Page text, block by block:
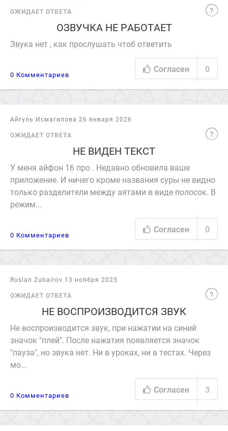
ОЖИДАЕТ ОТВЕТА
ОЗВУЧКА НЕ РАБОТАЕТ
Звука нет , как прослушать чтоб ответить
0 Комментариев
Согласен 0
Айгуль Исмагилова 26 января 2026
ОЖИДАЕТ ОТВЕТА
НЕ ВИДЕН ТЕКСТ
У меня айфон 16 про . Недавно обновила ваше
приложение. И ничего кроме названия суры не видно
только разделители между аятами в виде полосок. В
режим...
0 Комментариев
Согласен 0
Ruslan Zubairov 13 ноября 2025
ОЖИДАЕТ ОТВЕТА
НЕ ВОСПРОИЗВОДИТСЯ ЗВУК
Не воспроизводится звук, при нажатии на синий
значок "плей". После нажатия появляется значок
"пауза", но звука нет. Ни в уроках, ни в тестах. Через
мо...
0 Комментариев
Согласен 3